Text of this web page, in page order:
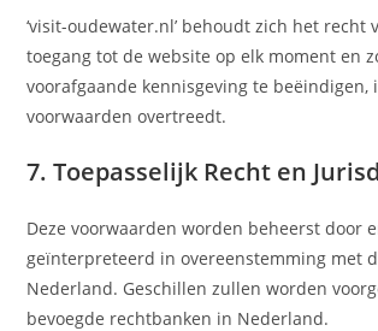
‘visit-oudewater.nl’ behoudt zich het recht
toegang tot de website op elk moment en
voorafgaande kennisgeving te beëindigen,
voorwaarden overtreedt.
7. Toepasselijk Recht en
Deze voorwaarden worden beheerst door
geïnterpreteerd in overeenstemming met
Nederland. Geschillen zullen worden
bevoegde rechtbanken in Nederland.